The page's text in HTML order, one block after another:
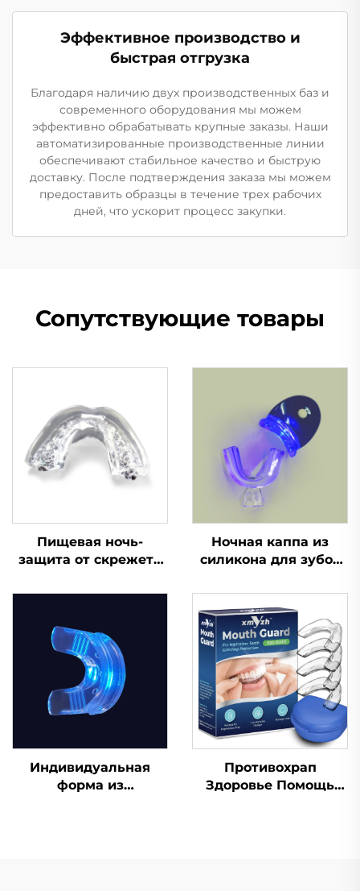
Эффективное производство и
быстрая отгрузка
Благодаря наличию двух производственных баз и
современного оборудования мы можем
эффективно обрабатывать крупные заказы. Наши
автоматизированные производственные линии
обеспечивают стабильное качество и быструю
доставку. После подтверждения заказа мы можем
предоставить образцы в течение трех рабочих
дней, что ускорит процесс закупки.
Сопутствующие товары
Пищевая ночь-
защита от скрежета
зубов, против храпа,
капа, кипятим и
вставляем,
отбеливающие
зубные капы
Ночная каппа из
силикона для зубов
защита от скрежета
зубами и
стискивания
челюстей, капа для
сна, отбеливания
зубов
Индивидуальная
форма из
Противохрап
Здоровье Помощь